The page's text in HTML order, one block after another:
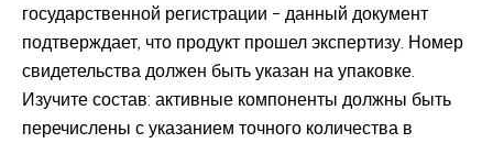
государственной регистрации – данный документ
подтверждает, что продукт прошел экспертизу. Номер
свидетельства должен быть указан на упаковке.
Изучите состав: активные компоненты должны быть
перечислены с указанием точного количества в